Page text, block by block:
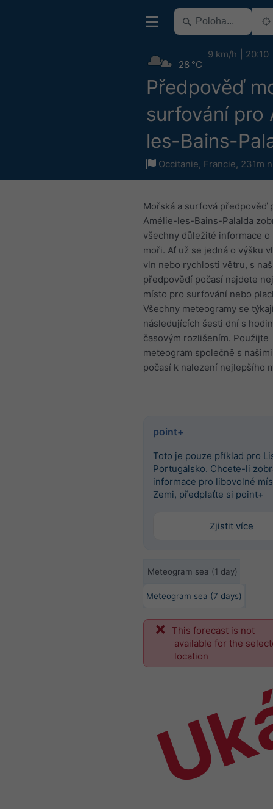
Předpověď
surfování pro
les-Bains-
Occitanie, Francie, 231m
28 °C
9 km/h 20:10
Mořská a surfová předpověď
Amélie-les-Bains-Palalda
všechny důležité informace o
moři. Ať už se jedná o výšku
vln nebo rychlosti větru, s
předpovědí počasí najdete
místo pro surfování nebo
Všechny meteogramy se
následujících šesti dní s
časovým rozlišením. Použijte
meteogram společně s
počasí k nalezení nejlepšího
point+
Toto je pouze příklad pro
Portugalsko. Chcete-li
informace pro libovolné
Zemi, předplaťte si point+
Zjistit více
Meteogram sea (1 day)
Meteogram sea (7 days)
This forecast is not
available for the
location